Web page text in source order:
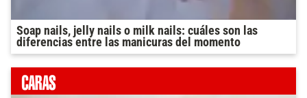
Soap nails, jelly nails o milk nails: cuáles son las
diferencias entre las manicuras del momento